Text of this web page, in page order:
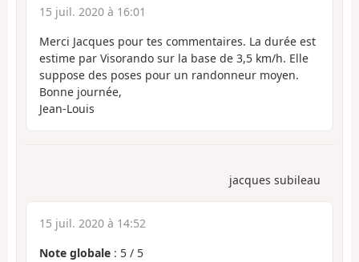
15 juil. 2020 à 16:01
Merci Jacques pour tes commentaires. La durée est
estime par Visorando sur la base de 3,5 km/h. Elle
suppose des poses pour un randonneur moyen.
Bonne journée,
Jean-Louis
jacques subileau
15 juil. 2020 à 14:52
Note globale : 5 / 5